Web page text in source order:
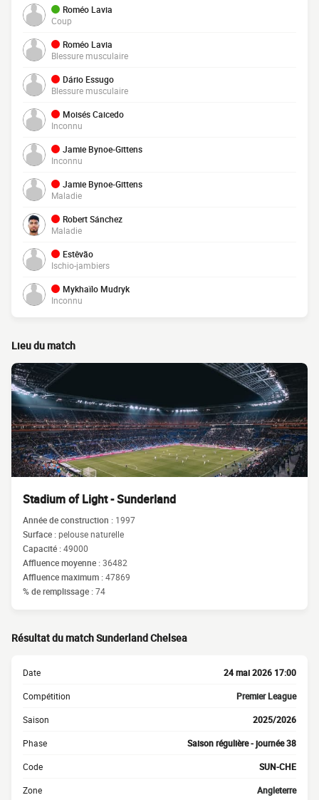
Roméo Lavia
Coup
Roméo Lavia
Blessure musculaire
Dário Essugo
Blessure musculaire
Moisés Caicedo
Inconnu
Jamie Bynoe-Gittens
Inconnu
Jamie Bynoe-Gittens
Maladie
Robert Sánchez
Maladie
Estêvão
Ischio-jambiers
Mykhaïlo Mudryk
Inconnu
Lieu du match
Stadium of Light - Sunderland
Année de construction : 1997
Surface :pelouse naturelle
Capacité :49000
Affluence moyenne :36482
Affluence maximum :47869
% de remplissage :74
Résultat du match Sunderland Chelsea
Date 24 mai 2026 17:00
Compétition Premier League
Saison 2025/2026
Phase Saison régulière - journée 38
Code SUN-CHE
Zone Angleterre